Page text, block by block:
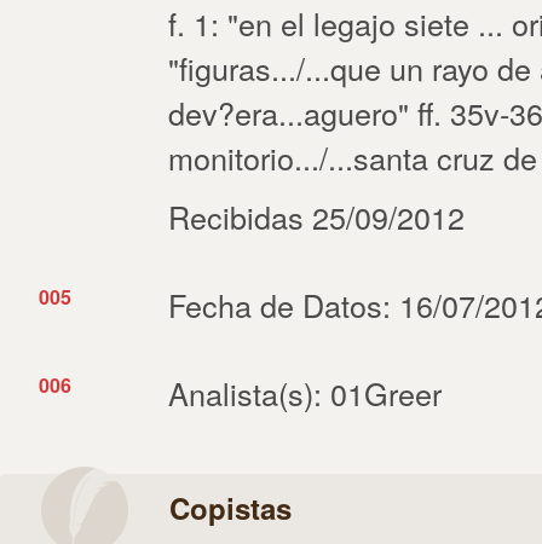
f. 1: "en el legajo siete ...
"figuras.../...que un rayo
dev?era...aguero" ff. 35v-
monitorio.../...santa cruz
Recibidas 25/09/2012
005 Fecha de Datos: 16/07/
006 Analista(s): 01Greer
Copistas